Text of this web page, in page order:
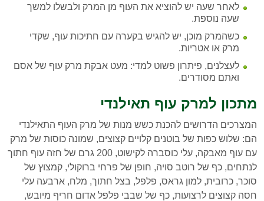
לאחר שעה יש להוציא את העוף מן המרק ולבשלו למשך
שעה נוספת.
כשהמרק מוכן, יש להגיש בקערה עם חתיכות עוף, שקדי
מרק או אטריות.
לעצלנים, פיתרון פשוט למדי: מעט אבקת מרק עוף של אסם
ואתם מסודרים.
מתכון למרק עוף תאילנדי
המצרכים הדרושים להכנת כשש מנות של מרק העוף התאילנדי
הם: שלוש כפות של בוטנים קלויים קצוצים, שמונה כוסות של מרק
עם עוף מאבקה, עלי כוסברה לקישוט, 200 גרם של חזה עוף חתוך
לנתחים, כף של רוטב סויה, חופן של פרחי ברוקולי, קמצוץ של
סוכר, כרובית, למון גראס, פלפל, בצל חתוך, מלח, ארבעה עלי
חסה קצוצים לרצועות, כף של שבבי פלפל אדום חריף מיובש,